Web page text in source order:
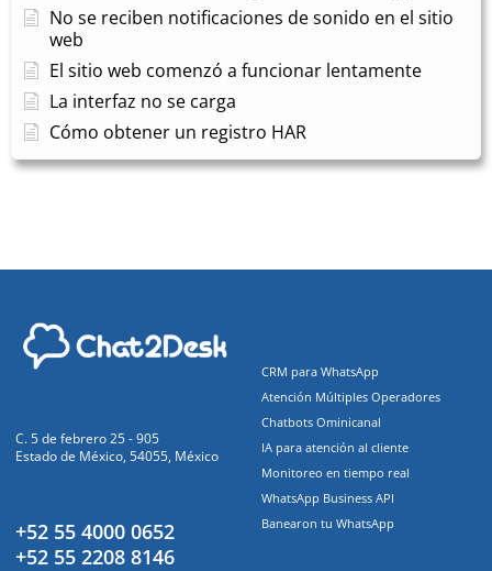
No se reciben notificaciones de sonido en el sitio
web
El sitio web comenzó a funcionar lentamente
La interfaz no se carga
Cómo obtener un registro HAR
C. 5 de febrero 25 - 905
Estado de México, 54055, México
+52 55 4000 0652
+52 55 2208 8146
CRM para WhatsApp
Atención Múltiples Operadores
Chatbots Ominicanal
IA para atención al cliente
Monitoreo en tiempo real
WhatsApp Business API
Banearon tu WhatsApp